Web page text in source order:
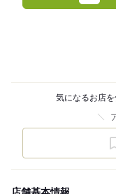
気になるお店を
店舗基本情報